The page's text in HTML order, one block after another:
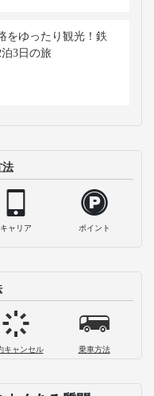
をゆったり観光！鉄
3日の旅
法
キャリア ポイント
キャンセル 乗車方法